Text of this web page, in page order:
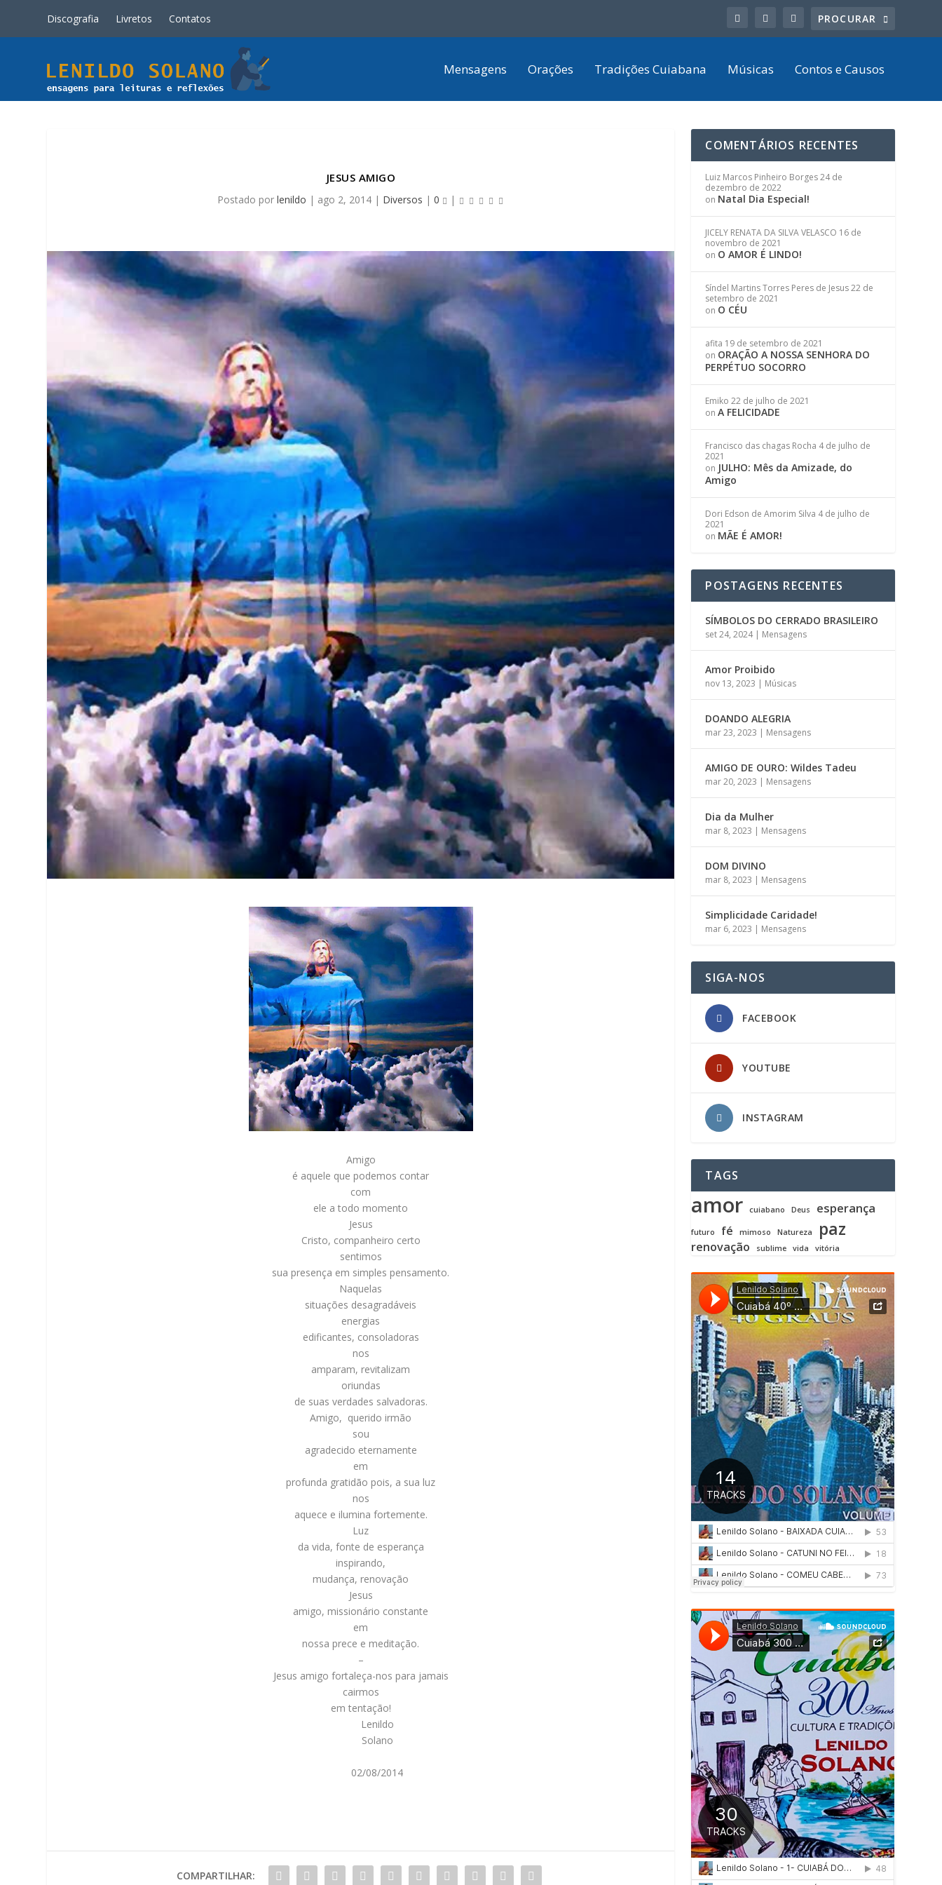
Discografia Livretos Contatos
Mensagens Orações Tradições Cuiabana Músicas Contos e Causos
JESUS AMIGO
Postado por lenildo | ago 2, 2014| Diversos | 0 |
Amigo
é aquele que podemos contar
com
ele a todo momento
Jesus
Cristo, companheiro certo
sentimos
sua presença em simples pensamento.
Naquelas
situações desagradáveis
energias
edificantes, consoladoras
nos
amparam, revitalizam
oriundas
de suas verdades salvadoras.
Amigo, querido irmão
sou
agradecido eternamente
em
profunda gratidão pois, a sua luz
nos
aquece e ilumina fortemente.
Luz
da vida, fonte de esperança
inspirando,
mudança, renovação
Jesus
amigo, missionário constante
em
nossa prece e meditação.
–
Jesus amigo fortaleça-nos para jamais
cairmos
em tentação!
Lenildo
Solano
02/08/2014
COMPARTILHAR:
COMENTÁRIOS RECENTES
Luiz Marcos Pinheiro Borges24 de
dezembro de 2022
on Natal Dia Especial!
JICELY RENATA DA SILVA VELASCO 16 de
novembro de 2021
on O AMOR É LINDO!
Síndel Martins Torres Peres de Jesus22 de
setembro de 2021
on O CÉU
afita 19 de setembro de 2021
on ORAÇÃO A NOSSA SENHORA DO
PERPÉTUO SOCORRO
Emiko 22 de julho de 2021
onA FELICIDADE
Francisco das chagas Rocha 4 de julho de
2021
on JULHO: Mês da Amizade, do
Amigo
Dori Edson de Amorim Silva 4 de julho de
2021
on MÃE É AMOR!
POSTAGENS RECENTES
SÍMBOLOS DO CERRADO BRASILEIRO
set 24, 2024| Mensagens
Amor Proibido
nov 13, 2023 | Músicas
DOANDO ALEGRIA
mar 23, 2023 | Mensagens
AMIGO DE OURO: Wildes Tadeu
mar 20, 2023 | Mensagens
Dia da Mulher
mar 8, 2023 | Mensagens
DOM DIVINO
mar 8, 2023 | Mensagens
Simplicidade Caridade!
mar 6, 2023 | Mensagens
SIGA-NOS
FACEBOOK
YOUTUBE
INSTAGRAM
TAGS
amor cuiabano Deus esperança
futuro fé mimoso Natureza paz
renovação sublime vida vitória